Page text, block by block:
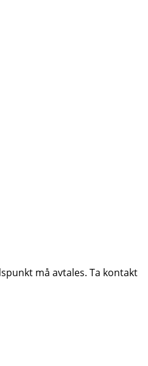
må avtales. Ta kontakt